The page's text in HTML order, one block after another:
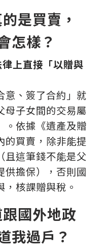
是買賣，
怎樣？
上直接「以贈與
意、簽了合約」就
母子女間的交易屬
。依據《遺產及贈
的買賣，除非能提
且這筆錢不能是父
供擔保），否則國
核課贈與稅。
國外地政
我過戶？